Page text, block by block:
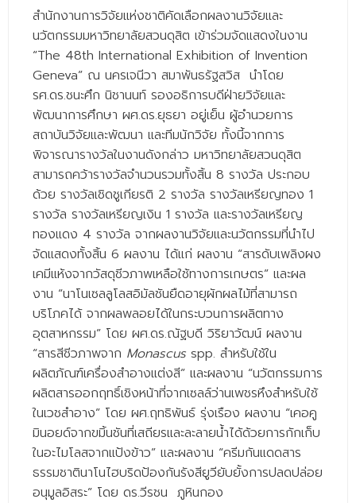
- - วิทยาศาสตร์ทั่วไป
- เทคโนโลยีบัณฑิต
- - เทคโนโลยีสารสนเทศ
ศูนย์บริการ
- ศูนย์เครื่องมือปฏิบัติการวิทยาศาสตร์
- ศูนย์สิ่งแวดล้อม
- ศูนย์ปัญญาประดิษฐ์เพื่อการศึกษา
สหกิจศึกษา
ข่าว
- ข่าวประชาสัมพันธ์
- ข่าวประชาสัมพันธ์ภายนอก
- ทุน/สมัครงาน/ศึกษาต่อ
วารสารคณะ
ผลงานคณะ
- ฐานข้อมูลงานวิจัย
สำนักงานการวิจัยแห่งชาติคัดเลือกผลงานวิจัยและ
นวัตกรรมมหาวิทยาลัยสวนดุสิต เข้าร่วมจัดแสดงในงาน
“The 48th International Exhibition of Invention
Geneva” ณ นครเจนีวา สมาพันธรัฐสวิส นำโดย
รศ.ดร.ชนะศึก นิชานนท์ รองอธิการบดีฝ่ายวิจัยและ
พัฒนาการศึกษา ผศ.ดร.ยุธยา อยู่เย็น ผู้อำนวยการ
สถาบันวิจัยและพัฒนา และทีมนักวิจัย ทั้งนี้จากการ
พิจารณารางวัลในงานดังกล่าว มหาวิทยาลัยสวนดุสิต
สามารถคว้ารางวัลจำนวนรวมทั้งสิ้น 8 รางวัล ประกอบ
ด้วย รางวัลเชิดชูเกียรติ 2 รางวัล รางวัลเหรียญทอง 1
รางวัล รางวัลเหรียญเงิน 1 รางวัล และรางวัลเหรียญ
ทองแดง 4 รางวัล จากผลงานวิจัยและนวัตกรรมที่นำไป
จัดแสดงทั้งสิ้น 6 ผลงาน ได้แก่ ผลงาน “สารดับเพลิงผง
เคมีแห้งจากวัสดุชีวภาพเหลือใช้ทางการเกษตร” และผล
งาน “นาโนเซลลูโลสอิมัลชันยืดอายุผักผลไม้ที่สามารถ
บริโภคได้ จากผลพลอยได้ในกระบวนการผลิตทาง
อุตสาหกรรม” โดย​ ผศ.ดร.ณัฐบดี​ วิริยาวัฒน์​ ผลงาน
“สารสีชีวภาพจาก Monascus spp. สำหรับใช้ใน
ผลิตภัณฑ์เครื่องสำอางแต่งสี” และผลงาน “นวัตกรรมการ
ผลิตสารออกฤทธิ์เชิงหน้าที่จากเซลล์ว่านเพชรหึงสำหรับใช้
ในเวชสำอาง” โดย ผศ.ฤทธิพันธ์ รุ่งเรือง ผลงาน “เคอคู
มินอยด์จากขมิ้นชันที่เสถียรและละลายน้ำได้ด้วยการกักเก็บ
ในอะไมโลสจากแป้งข้าว” และผลงาน “ครีมกันแดดสาร
ธรรมชาตินาโนไฮบริดป้องกันรังสียูวียับยั้งการปลดปล่อย
อนุมูลอิสระ” โดย ดร.วีรชน ภูหินกอง